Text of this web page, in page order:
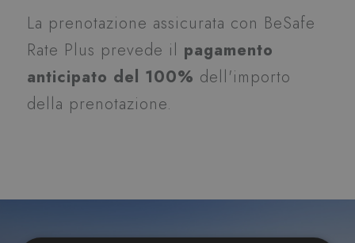
La prenotazione assicurata con BeSafe
Rate Plus prevede il pagamento
anticipato del 100% dell'importo
della prenotazione.